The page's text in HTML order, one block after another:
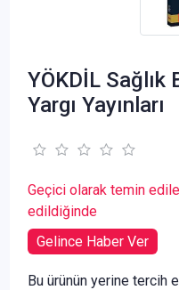
YÖKDİL
Yargı Yayınları
Geçici olarak temin
edildiğinde
Gelince Haber Ver
Bu ürünün yerine tercih